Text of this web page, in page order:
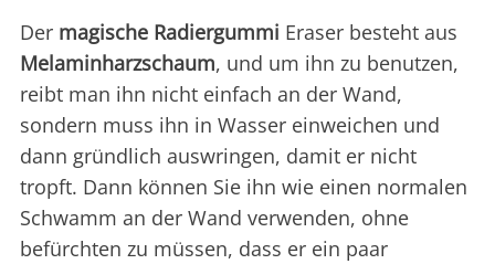
Der magische Radiergummi Eraser besteht aus
Melaminharzschaum, und um ihn zu benutzen,
reibt man ihn nicht einfach an der Wand,
sondern muss ihn in Wasser einweichen und
dann gründlich auswringen, damit er nicht
tropft. Dann können Sie ihn wie einen normalen
Schwamm an der Wand verwenden, ohne
befürchten zu müssen, dass er ein paar